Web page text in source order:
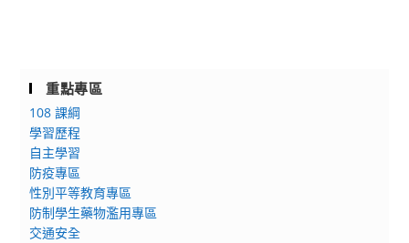
重點專區
108 課綱
學習歷程
自主學習
防疫專區
性別平等教育專區
防制學生藥物濫用專區
交通安全